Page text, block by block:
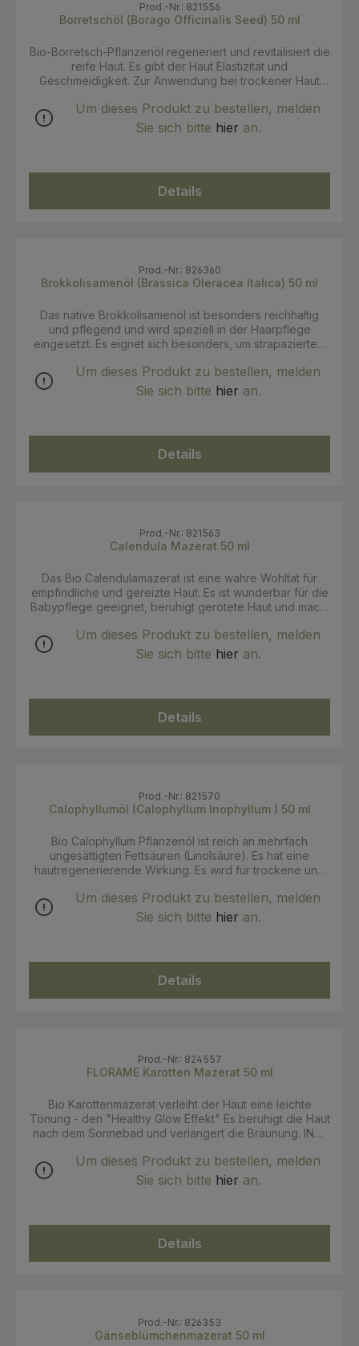
Prod.-Nr.: 821556
Borretschöl (Borago Officinalis Seed) 50 ml
Bio-Borretsch-Pflanzenöl regeneriert und revitalisiert die
reife Haut. Es gibt der Haut Elastizität und
Geschmeidigkeit. Zur Anwendung bei trockener Haut
Gebrauchsanweisung: Kann pur oder als Massagebasis
in Kombination mit ätherischen Ölen verwendet werden.
Um dieses Produkt zu bestellen, melden
Sie sich bitte hier an.
Details
Prod.-Nr.: 826360
Brokkolisamenöl (Brassica Oleracea Italica) 50 ml
Das native Brokkolisamenöl ist besonders reichhaltig
und pflegend und wird speziell in der Haarpflege
eingesetzt. Es eignet sich besonders, um strapaziertem
auch zur Pflege von schwer kämmbarem Haar
empfohlen. Es ähnelt in der Zusammensetzung sehr dem
Haar einmassieren - intensive Pflege ohne zu
beschweren! INCI:Brassica Oleracea Italica (Broccoli)
Um dieses Produkt zu bestellen, melden
Sie sich bitte hier an.
Details
Prod.-Nr.: 821563
Calendula Mazerat 50 ml
Das Bio Calendulamazerat ist eine wahre Wohltat für
empfindliche und gereizte Haut. Es ist wunderbar für die
Babypflege geeignet, beruhigt gerötete Haut und macht
Haut wirkt es lindernd und wohltuend INCI:Olea
Europaea (Olive) Fruit Oil, Calendula Officinalis Flower
Um dieses Produkt zu bestellen, melden
Sie sich bitte hier an.
Details
Prod.-Nr.: 821570
Calophyllumöl (Calophyllum Inophyllum ) 50 ml
Bio Calophyllum Pflanzenöl ist reich an mehrfach
ungesättigten Fettsäuren (Linolsäure). Es hat eine
hautregenerierende Wirkung. Es wird für trockene und
und feuchtigkeitsspendende Wirkung wird auch in der
Haarpflege verwendet. Anwendung: das Öl kann pur
Zertifizierung: Ecocert Cosmos Organic
Um dieses Produkt zu bestellen, melden
Sie sich bitte hier an.
Details
Prod.-Nr.: 824557
FLORAME Karotten Mazerat 50 ml
Bio Karottenmazerat verleiht der Haut eine leichte
Tönung - den "Healthy Glow Effekt" Es beruhigt die Haut
nach dem Sonnebad und verlängert die Bräunung. INCI:
Sativa (Carrot) Root Extract. 100% k.b.A. Zertifizierung:
Ecocert Cosmos Organic
Um dieses Produkt zu bestellen, melden
Sie sich bitte hier an.
Details
Prod.-Nr.: 826353
Gänseblümchenmazerat 50 ml